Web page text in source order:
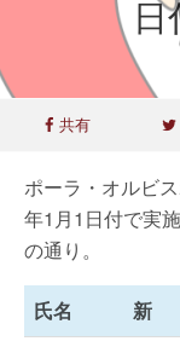
共有
ポーラ・オルビ
年1月1日付で実
の通り。
氏名 新